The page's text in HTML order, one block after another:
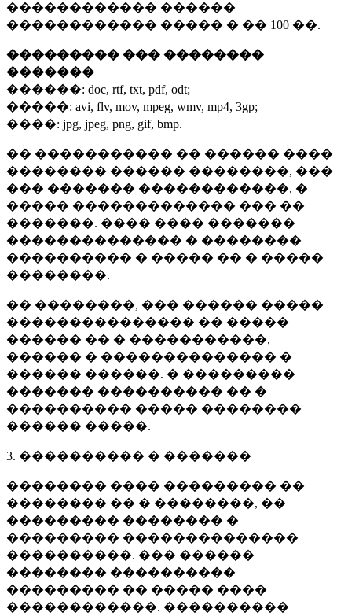
������������ ������
������������ ����� � �� 100 ��.
��������� ��� ��������
�������
������: doc, rtf, txt, pdf, odt;
�����: avi, flv, mov, mpeg, wmv, mp4, 3gp;
����: jpg, jpeg, png, gif, bmp.
�� ����������� �� ������ ����
�������� ������ ��������, ���
��� ������� ������������, �
����� ������������� ��� ��
�������. ���� ���� �������
�������������� � ��������
���������� � ����� �� � �����
��������.
�� ��������, ��� ������ �����
��������������� �� �����
������ �� � �����������,
������ � �������������� �
������ ������. � ���������
������� ���������� �� �
���������� ����� ��������
������ �����.
3. ���������� � �������
�������� ���� ��������� ��
�������� �� � ��������, ��
��������� �������� �
��������� ��������������
����������. ��� ������
�������� ����������
��������� �� ����� ����
������������. ����������